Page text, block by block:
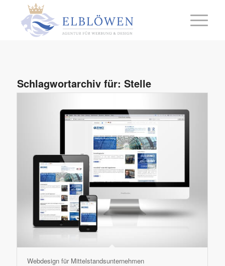
Schlagwortarchiv für: Stelle
Webdesign für Mittelstandsunternehmen